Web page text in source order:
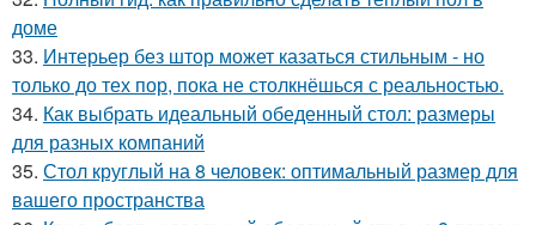
доме
33. Интерьер без штор может казаться стильным - но
только до тех пор, пока не столкнёшься с реальностью.
34. Как выбрать идеальный обеденный стол: размеры
для разных компаний
35. Стол круглый на 8 человек: оптимальный размер для
вашего пространства